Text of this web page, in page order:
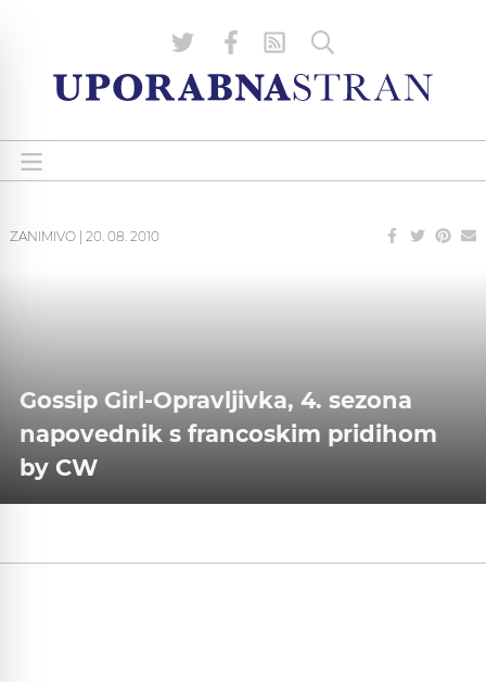
ZANIMIVO 20. 08. 2010
Gossip Girl-Opravljivka, 4. sezona
napovednik s francoskim pridihom
by CW